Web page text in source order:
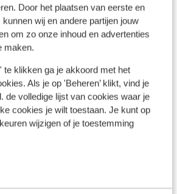
Door het plaatsen van eerste en
wij en andere partijen jouw
om zo onze inhoud en advertenties
maken.
te klikken ga je akkoord met het
Als je op 'Beheren’ klikt, vind je
de volledige lijst van cookies waar je
cookies je wilt toestaan. Je kunt op
wijzigen of je toestemming
environ 400 mètres: playa de
kilomètre(s)
ville: environ 8 kilomètres,
9 kilomètres
environ 60 kilomètres
distributeur d'argent environ 8
la plus proche environ 250
la plus proche environ 8